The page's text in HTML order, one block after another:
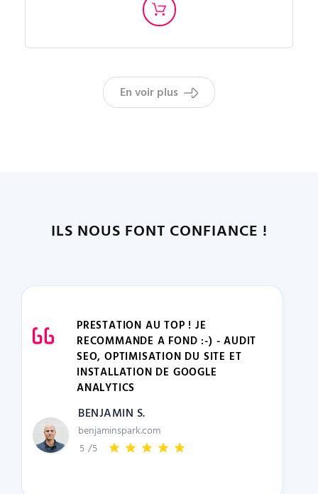
En voir plus
ILS NOUS FONT CONFIANCE !
PRESTATION AU TOP ! JE
RECOMMANDE A FOND :-) - AUDIT
SEO, OPTIMISATION DU SITE ET
INSTALLATION DE GOOGLE
ANALYTICS
BENJAMIN S.
benjaminspark.com
5 /5